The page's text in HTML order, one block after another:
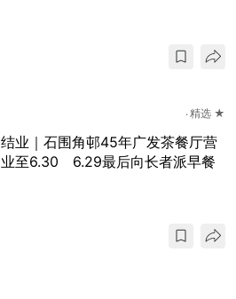
精选 ★
结业｜石围角邨45年广发茶餐厅营
业至6.30 6.29最后向长者派早餐